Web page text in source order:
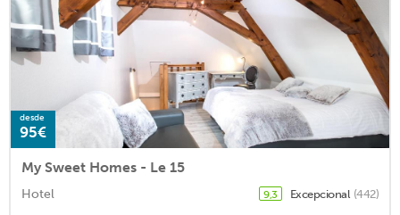
desde
95€
My Sweet Homes - Le 15
Hotel 9,3 Excepcional (442)